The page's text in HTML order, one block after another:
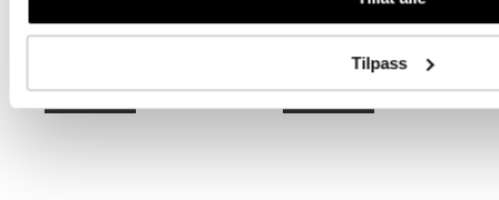
Tilpass
Logg inn Logg inn